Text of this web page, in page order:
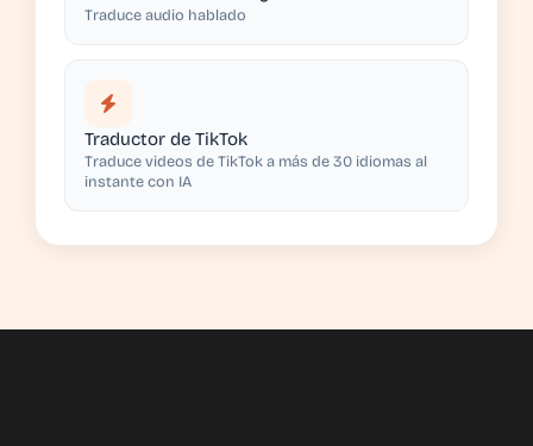
Traduce audio hablado
Traductor de TikTok
Traduce videos de TikTok a más de 30 idiomas al
instante con IA